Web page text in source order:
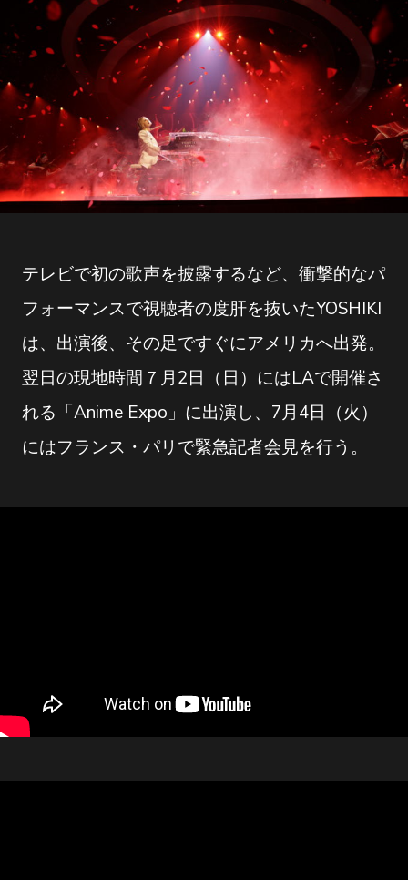
テレビで初の歌声を披露するなど、衝撃的なパ
フォーマンスで視聴者の度肝を抜いたYOSHIKI
は、出演後、その足ですぐにアメリカへ出発。
翌日の現地時間７月2日（日）にはLAで開催さ
れる「Anime Expo」に出演し、7月4日（火）
にはフランス・パリで緊急記者会見を行う。